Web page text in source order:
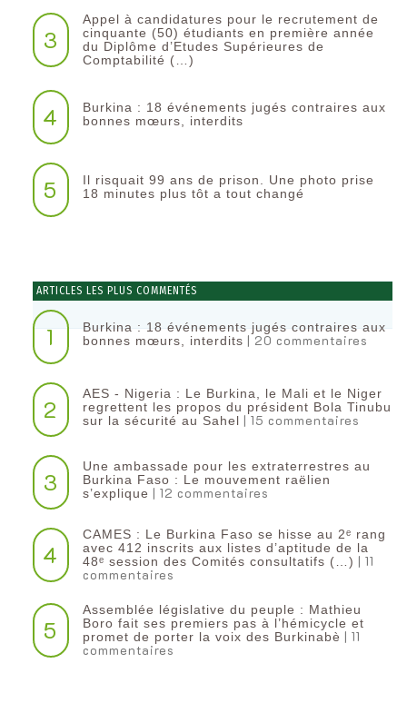
3
Appel à candidatures pour le recrutement de
cinquante (50) étudiants en première année
du Diplôme d’Etudes Supérieures de
Comptabilité (…)
4
Burkina : 18 événements jugés contraires aux
bonnes mœurs, interdits
5
Il risquait 99 ans de prison. Une photo prise
18 minutes plus tôt a tout changé
ARTICLES LES PLUS COMMENTÉS
1
Burkina : 18 événements jugés contraires aux
bonnes mœurs, interdits | 20 commentaires
2
AES - Nigeria : Le Burkina, le Mali et le Niger
regrettent les propos du président Bola Tinubu
sur la sécurité au Sahel | 15 commentaires
3
Une ambassade pour les extraterrestres au
Burkina Faso : Le mouvement raëlien
s’explique | 12 commentaires
4
CAMES : Le Burkina Faso se hisse au 2ᵉ rang
avec 412 inscrits aux listes d’aptitude de la
48ᵉ session des Comités consultatifs (…) | 11
commentaires
5
Assemblée législative du peuple : Mathieu
Boro fait ses premiers pas à l’hémicycle et
promet de porter la voix des Burkinabè | 11
commentaires